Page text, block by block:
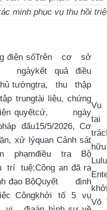
minh phục vụ thu hồi
điện số
ngày
tướng
trung
quyết
đấu
xử lý
phạm
trí tuệ;
đạo Bộ
Công
Trên cơ sở
kết quả điều
tra, thu thập
tài liệu, chứng
cứ, ngày
15/5/2026, Cơ
quan Cảnh sát
điều tra Bộ
Công an đã ra
Quyết định
khởi tố 5 vụ
Vụ
tại
Võ